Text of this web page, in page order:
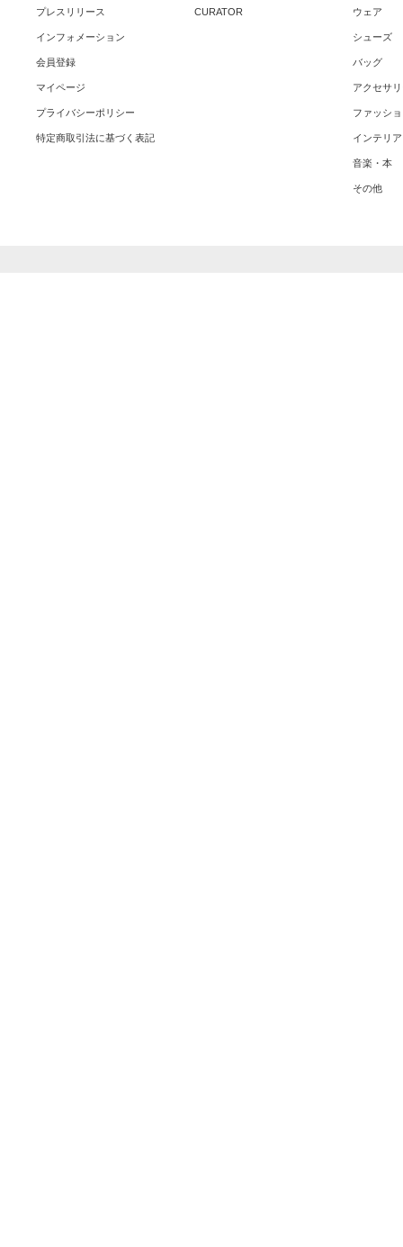
プレスリリース
インフォメーション
会員登録
マイページ
プライバシーポリシー
特定商取引法に基づく表記
CURATOR ウェア
シューズ
バッグ
アクセサ
ファッシ
インテリア
音楽・本
その他